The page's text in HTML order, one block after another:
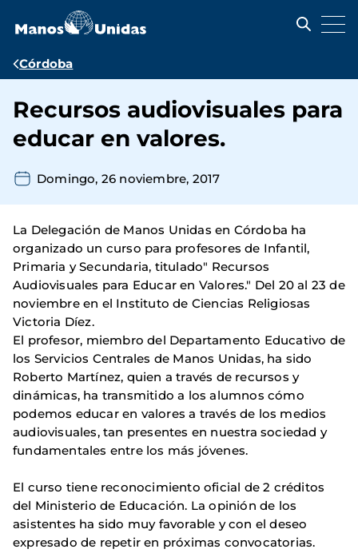
contenido
Ruta
navegación
Córdoba
Recursos audiovisuales para
educar en valores.
Domingo, 26 noviembre, 2017
La Delegación de Manos Unidas en Córdoba ha
organizado un curso para profesores de Infantil,
Primaria y Secundaria, titulado" Recursos
Audiovisuales para Educar en Valores." Del 20 al 23 de
noviembre en el Instituto de Ciencias Religiosas
Victoria Díez.
El profesor, miembro del Departamento Educativo de
los Servicios Centrales de Manos Unidas, ha sido
Roberto Martínez, quien a través de recursos y
dinámicas, ha transmitido a los alumnos cómo
podemos educar en valores a través de los medios
audiovisuales, tan presentes en nuestra sociedad y
fundamentales entre los más jóvenes.
El curso tiene reconocimiento oficial de 2 créditos
del Ministerio de Educación. La opinión de los
asistentes ha sido muy favorable y con el deseo
expresado de repetir en próximas convocatorias.